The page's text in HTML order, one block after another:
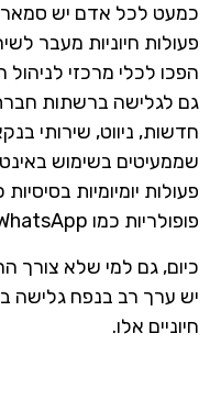
כמעט לכל אדם יש
פעולות חיוניות מעבר
הפכו לכלי מרכזי
גם לגלישה ברשתות
חדשות, ניווט, שירותי
שממעיטים בשימוש
פעולות יומיומיות
פופולריות כמו WhatsApp או ניווט ביישומים כמו Waze.
כיום, גם למי שלא צורך
יש ערך רב בנפח גלישה
חיוניים אלו.